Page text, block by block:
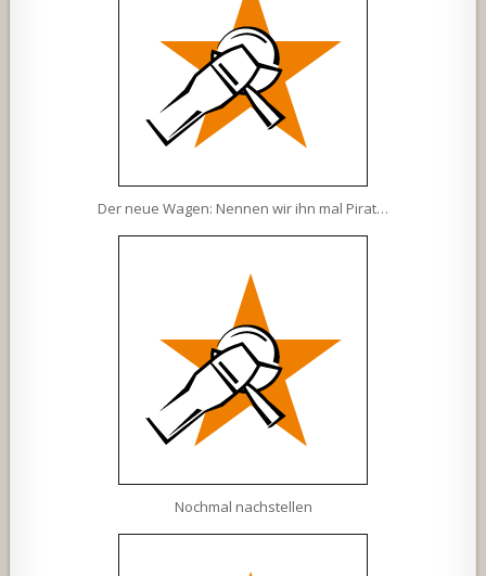
Der neue Wagen: Nennen wir ihn mal Pirat…
Nochmal nachstellen